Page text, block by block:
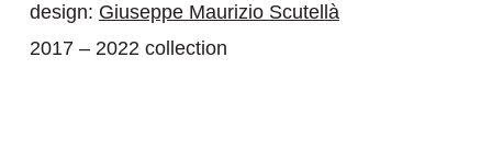
design: Giuseppe Maurizio Scutellà
2017 – 2022 collection